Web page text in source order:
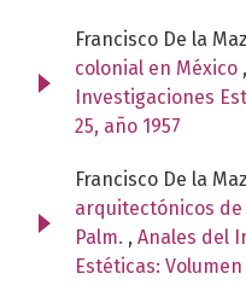
Francisco De la
colonial en México ,
Investigaciones
25, año 1957
Francisco De la
arquitectónicos de
Palm. , Anales del
Estéticas: